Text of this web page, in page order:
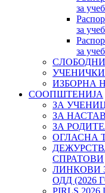
за
за
за
ИЗБОРНА
СООПШТЕНИЈА
ЗА
ЗА
ЗА
ОГЛАСНА
СПРАТОВИ
ЛИНКОВИ
ОДД (2026
PIRLS